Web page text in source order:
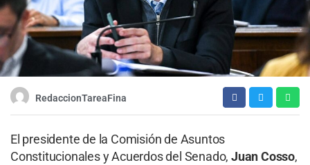
RedaccionTareaFina
El presidente de la Comisión de Asuntos
Constitucionales y Acuerdos del Senado, Juan Cosso,